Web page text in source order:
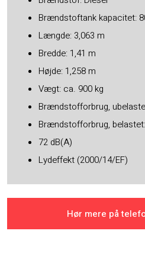
Brændstoftank kapacitet:
Længde: 3,063 m
Bredde: 1,41 m
Højde: 1,258 m
Vægt: ca. 900 kg
Brændstofforbrug,
Brændstofforbrug,
72 dB(A)
Lydeffekt (2000/14/EF)
Hør mere på